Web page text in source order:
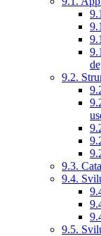
9.2.
9.3.
9.4.
9.5.